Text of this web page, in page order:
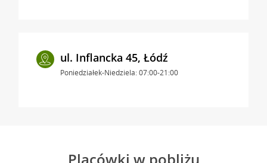
ul. Inflancka 45, Łódź
Poniedziałek-Niedziela: 07:00-21:00
Placówki w pobliżu